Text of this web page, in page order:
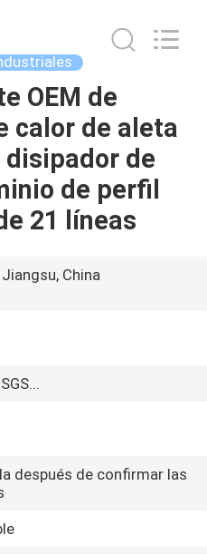
OEM de
calor de aleta
de
de perfil
21 líneas
China
después de confirmar las